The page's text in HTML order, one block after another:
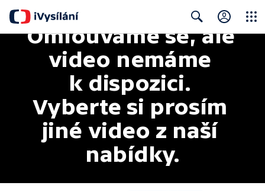
Search
Omlouváme se, ale
video nemáme
k dispozici.
Vyberte si prosím
jiné video z naší
nabídky.